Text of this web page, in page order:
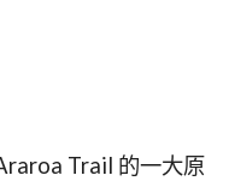
Trail 的一大原